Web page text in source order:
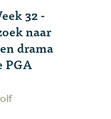
32 -
naar
drama
PGA